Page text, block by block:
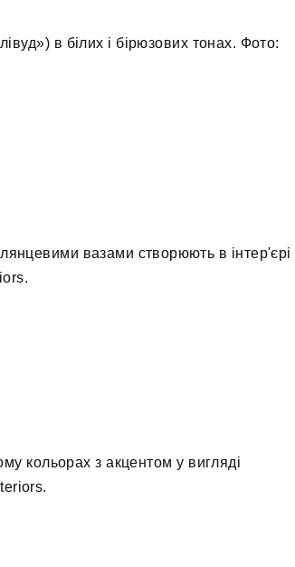
в білих і бірюзових тонах. Фото:
вазами створюють в інтер'єрі
кольорах з акцентом у вигляді